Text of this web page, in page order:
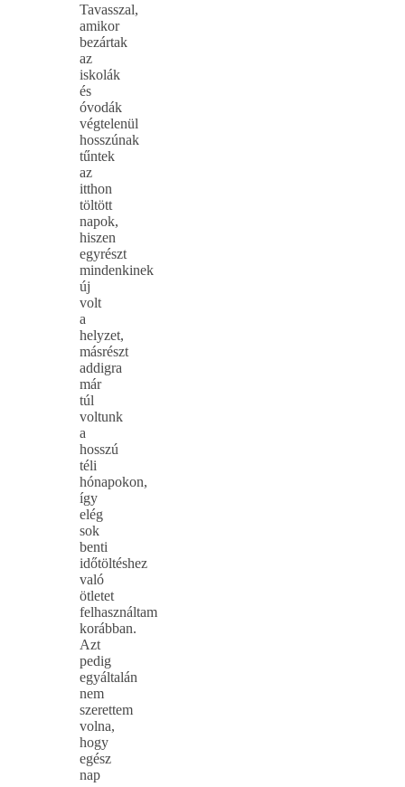
Tavasszal,
amikor
bezártak
az
iskolák
és
óvodák
végtelenül
hosszúnak
tűntek
az
itthon
töltött
napok,
hiszen
egyrészt
mindenkinek
új
volt
a
helyzet,
másrészt
addigra
már
túl
voltunk
a
hosszú
téli
hónapokon,
így
elég
sok
benti
időtöltéshez
való
ötletet
felhasználtam
korábban.
Azt
pedig
egyáltalán
nem
szerettem
volna,
hogy
egész
nap